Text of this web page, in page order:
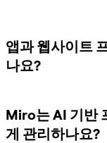
앱과 웹사이트
나요?
Miro는 AI 기반
게 관리하나요?